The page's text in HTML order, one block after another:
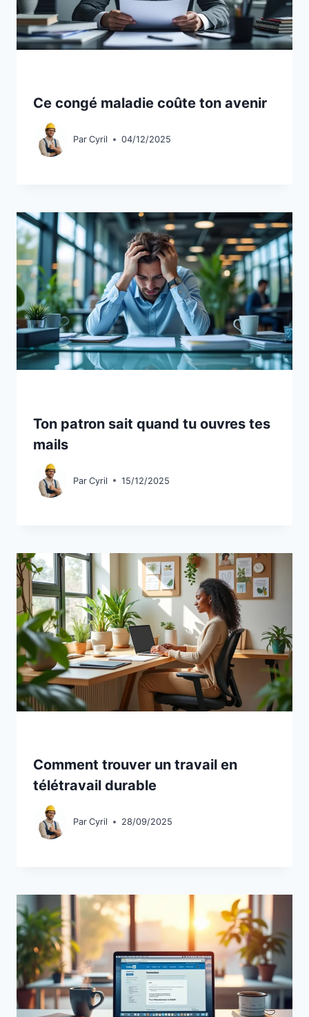
Ce congé maladie coûte ton avenir
Par Cyril 04/12/2025
Ton patron sait quand tu ouvres tes
mails
Par Cyril 15/12/2025
Comment trouver un travail en
télétravail durable
Par Cyril 28/09/2025